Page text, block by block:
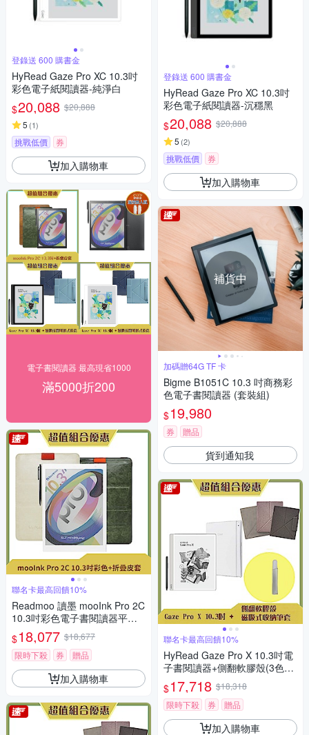
登錄送 600 購書金
HyRead Gaze Pro XC 10.3吋
彩色電子紙閱讀器-純淨白
$20,088 $20,888
5 (1)
挑戰低價 券
加入購物車
電子書閱讀器 最高現省1000
滿5000折200
聯名卡最高回饋10%
Readmoo 讀墨 mooInk Pro 2C
10.3吋彩色電子書閱讀器平板+
10.3吋折疊皮套 (組合)
$18,077 $18,677
限時下殺
券 贈品
加入購物車
登錄送 600 購書金
HyRead Gaze Pro XC 10.3吋
彩色電子紙閱讀器-沉穩黑
$20,088 $20,888
5 (2)
挑戰低價 券
加入購物車
補貨中
加碼贈64G TF 卡
Bigme B1051C 10.3 吋商務彩
色電子書閱讀器 (套裝組)
$19,980
券 贈品
貨到通知我
聯名卡最高回饋10%
HyRead Gaze Pro X 10.3吋電
子書閱讀器+側翻軟膠殼(3色任
選)+磁吸筆套 (組合)
$17,718 $18,318
限時下殺
券 贈品
加入購物車